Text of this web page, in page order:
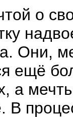
о
Они,
ещё
а
В